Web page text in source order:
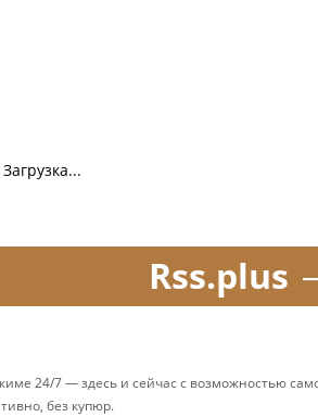
Загрузка...
Rss.plus
24/7 — здесь и сейчас с возможностью
без купюр.